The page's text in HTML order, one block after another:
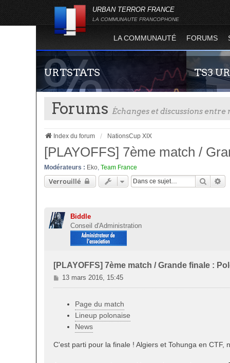
URBAN TERROR FRANCE
LA COMMUNAUTE FRANCOPHONE
LA COMMUNAUTÉ FORUMS
URTSTATS
Statistiques globales et en temps réel de la
totalité des serveurs d'Urban Terror. Suivez
TS3
Envie de
Forums Échanges et discussions
Index du forum NationsCup XIX
[PLAYOFFS] 7ème match /
Modérateurs : Eko, Team France
Verrouillé
Biddle
Conseil d'Administration
[PLAYOFFS] 7ème match / Grande finale :
M
e
13 mars 2016, 15:45
Page du match
Lineup polonaise
News
C'est parti pour la finale ! Algiers et Tohunga en